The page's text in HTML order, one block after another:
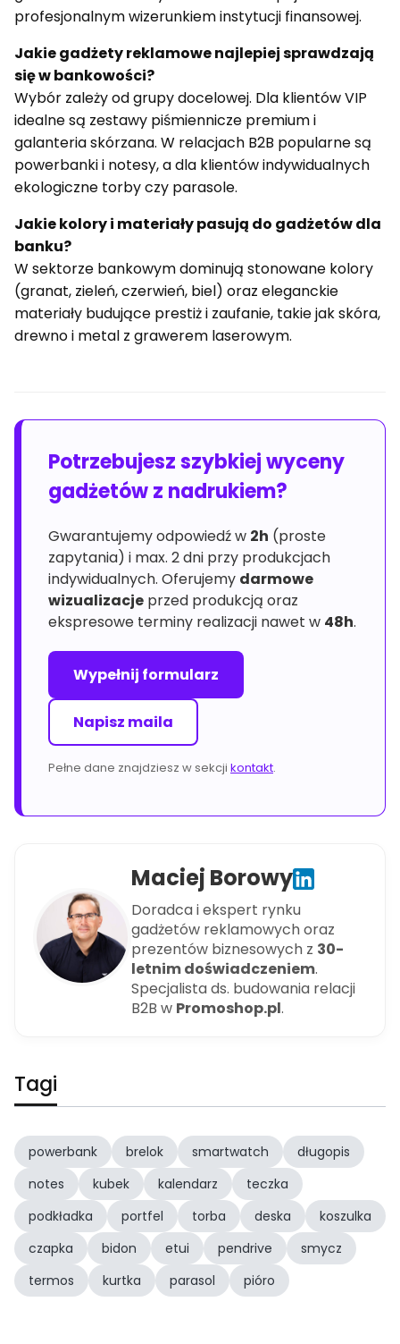
profesjonalnym wizerunkiem instytucji finansowej.
Jakie gadżety reklamowe najlepiej sprawdzają
się w bankowości?
Wybór zależy od grupy docelowej. Dla klientów VIP
idealne są zestawy piśmiennicze premium i
galanteria skórzana. W relacjach B2B popularne są
powerbanki i notesy, a dla klientów indywidualnych
ekologiczne torby czy parasole.
Jakie kolory i materiały pasują do gadżetów dla
banku?
W sektorze bankowym dominują stonowane kolory
(granat, zieleń, czerwień, biel) oraz eleganckie
materiały budujące prestiż i zaufanie, takie jak skóra,
drewno i metal z grawerem laserowym.
Potrzebujesz szybkiej wyceny
gadżetów z nadrukiem?
Gwarantujemy odpowiedź w 2h (proste
zapytania) i max. 2 dni przy produkcjach
indywidualnych. Oferujemy darmowe
wizualizacje przed produkcją oraz
ekspresowe terminy realizacji nawet w 48h.
Wypełnij formularz
Napisz maila
Pełne dane znajdziesz w sekcji kontakt.
Maciej Borowy
Doradca i ekspert rynku
gadżetów reklamowych oraz
prezentów biznesowych z 30-
letnim doświadczeniem.
Specjalista ds. budowania relacji
B2B w Promoshop.pl.
Tagi
powerbank brelok smartwatch
długopis
notes
kubek kalendarz
teczka
podkładka
portfel torba deska
koszulka
czapka
bidon etui pendrive
smycz
termos
kurtka parasol pióro